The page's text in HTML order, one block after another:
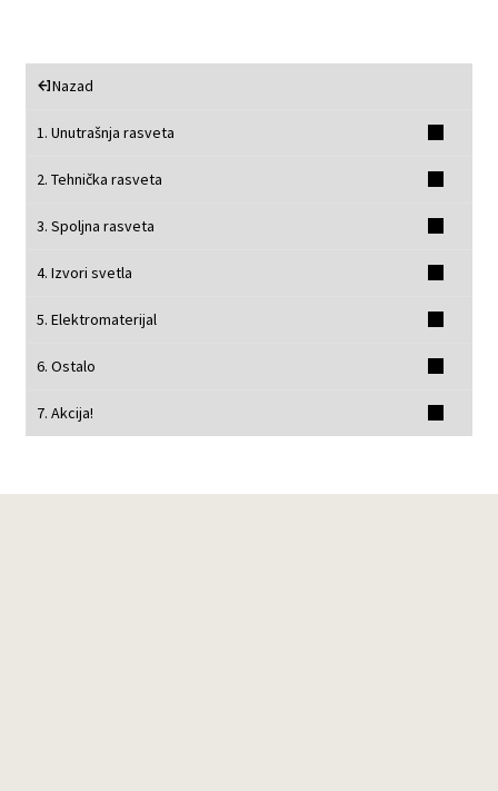
Nazad
1. Unutrašnja rasveta
2. Tehnička rasveta
3. Spoljna rasveta
4. Izvori svetla
5. Elektromaterijal
6. Ostalo
7. Akcija!